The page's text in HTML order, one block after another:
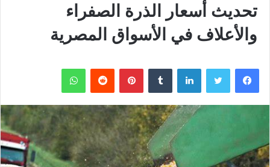
تحديث أسعار الذرة الصفراء
والأعلاف في الأسواق المصرية
فيسبوك تويتر لينكدإن بينتيريست واتساب